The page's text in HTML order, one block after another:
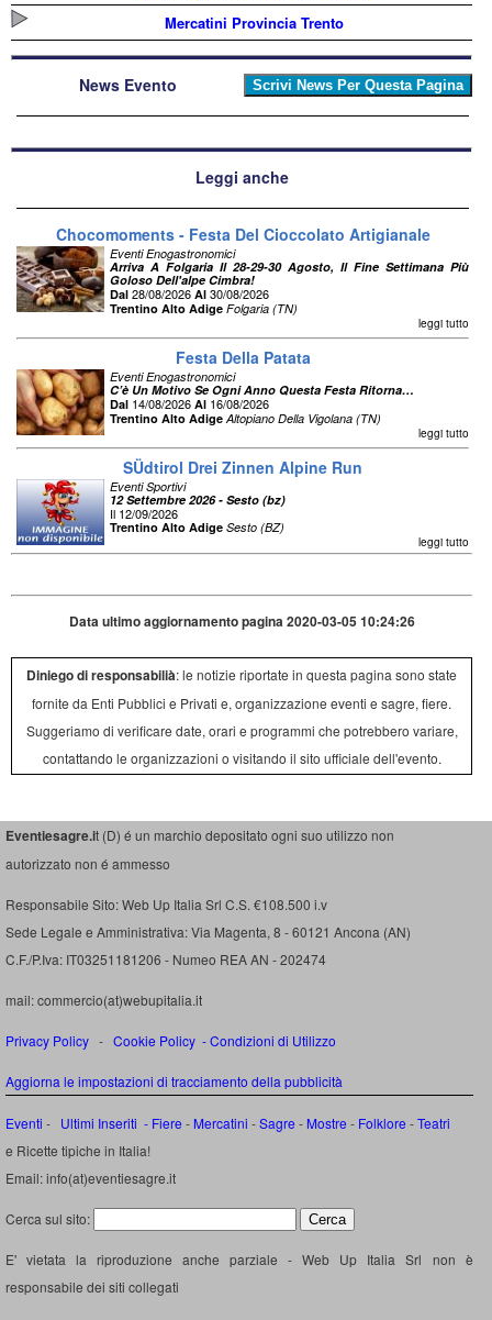
Mercatini Provincia Trento
News Evento
Leggi anche
Chocomoments - Festa Del Cioccolato Artigianale
Eventi Enogastronomici
Arriva A Folgaria Il 28-29-30 Agosto, Il Fine Settimana Più
Goloso Dell'alpe Cimbra!
Dal 28/08/2026 Al 30/08/2026
Trentino Alto Adige Folgaria (TN)
leggi tutto
Festa Della Patata
Eventi Enogastronomici
C’è Un Motivo Se Ogni Anno Questa Festa Ritorna…
Dal 14/08/2026 Al 16/08/2026
Trentino Alto Adige Altopiano Della Vigolana (TN)
leggi tutto
SÜdtirol Drei Zinnen Alpine Run
Eventi Sportivi
12 Settembre 2026 - Sesto (bz)
Il 12/09/2026
Trentino Alto Adige Sesto (BZ)
leggi tutto
Data ultimo aggiornamento pagina 2020-03-05 10:24:26
Diniego di responsabilià: le notizie riportate in questa pagina sono state
fornite da Enti Pubblici e Privati e, organizzazione eventi e sagre, fiere.
Suggeriamo di verificare date, orari e programmi che potrebbero variare,
contattando le organizzazioni o visitando il sito ufficiale dell'evento.
Eventiesagre.it (D) é un marchio depositato ogni suo utilizzo non
autorizzato non é ammesso
Responsabile Sito: Web Up Italia Srl C.S. €108.500 i.v
Sede Legale e Amministrativa: Via Magenta, 8 - 60121 Ancona (AN)
C.F./P.Iva: IT03251181206 - Numeo REA AN - 202474
mail: commercio(at)webupitalia.it
Privacy Policy - Cookie Policy -Condizioni di Utilizzo
Aggiorna le impostazioni di tracciamento della pubblicità
Eventi - Ultimi Inseriti - Fiere - Mercatini -Sagre - Mostre - Folklore -Teatri
e Ricette tipiche in Italia!
Email: info(at)eventiesagre.it
Cerca sul sito:
E' vietata la riproduzione anche parziale - Web Up Italia Srl non è
responsabile dei siti collegati